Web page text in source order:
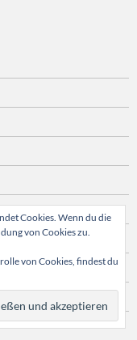
Cookies. Wenn du die
von Cookies zu.
von Cookies, findest du